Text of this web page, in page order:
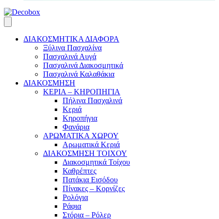
ΔΙΑΚΟΣΜΗΤΙΚΑ ΔΙΑΦΟΡΑ
Ξύλινα Πασχαλίνα
Πασχαλινά Αυγά
Πασχαλινά Διακοσμητικά
Πασχαλινά Καλαθάκια
ΔΙΑΚΟΣΜΗΣΗ
ΚΕΡΙΑ – ΚΗΡΟΠΗΓΙΑ
Πήλινα Πασχαλινά
Κεριά
Κηροπήγια
Φανάρια
ΑΡΩΜΑΤΙΚΑ ΧΩΡΟΥ
Αρωματικά Κεριά
ΔΙΑΚΟΣΜΗΣΗ ΤΟΙΧΟΥ
Διακοσμητικά Τοίχου
Καθρέπτες
Πατάκια Εισόδου
Πίνακες – Κορνίζες
Ρολόγια
Ράφια
Στόρια – Ρόλερ